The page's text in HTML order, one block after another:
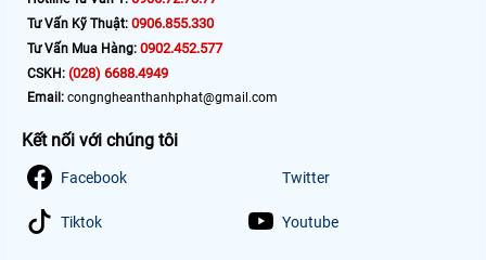
Tư Vấn Kỹ Thuật: 0906.855.330
Tư Vấn Mua Hàng: 0902.452.577
CSKH: (028) 6688.4949
Email: congngheanthanhphat@gmail.com
Kết nối với chúng tôi
Facebook Twitter
Tiktok Youtube